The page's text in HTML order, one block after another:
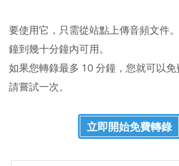
要使用它，只需從站點上傳音頻文件
鐘到幾十分鐘內可用。
如果您轉錄最多 10 分鐘，您就可以
請嘗試一次。
立即開始免費轉錄